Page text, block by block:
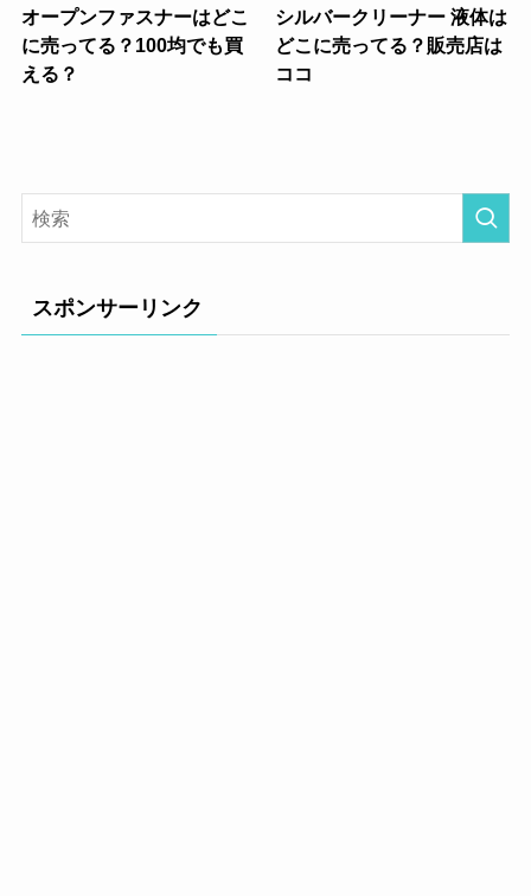
オープンファスナーはどこ
に売ってる？100均でも買
える？
シルバークリーナー 液体は
どこに売ってる？販売店は
ココ
スポンサーリンク